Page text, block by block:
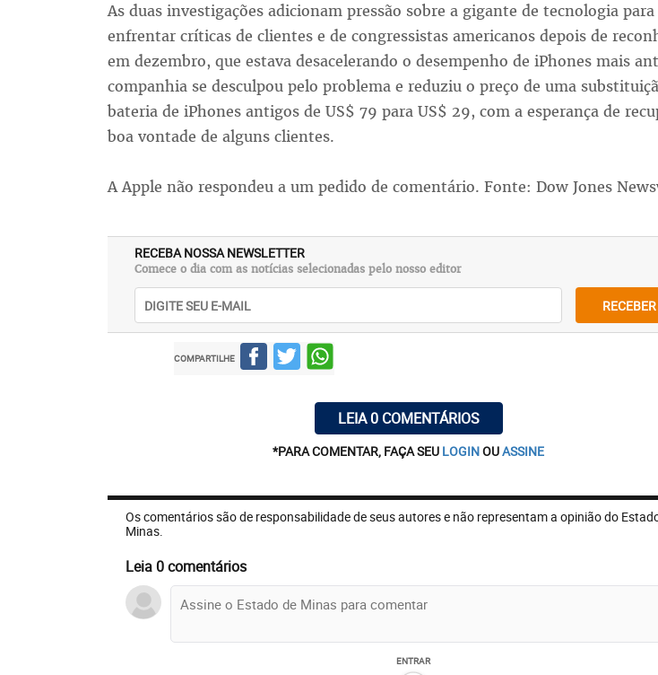
As duas investigações adicionam pressão sobre a gigante de tecnologia para
enfrentar críticas de clientes e de congressistas americanos depois de
em dezembro, que estava desacelerando o desempenho de iPhones mais
companhia se desculpou pelo problema e reduziu o preço de uma
bateria de iPhones antigos de US$ 79 para US$ 29, com a esperança de
boa vontade de alguns clientes.
A Apple não respondeu a um pedido de comentário. Fonte: Dow Jones
RECEBA NOSSA NEWSLETTER
Comece o dia com as notícias selecionadas pelo nosso editor
RECEBER
COMPARTILHE
LEIA 0 COMENTÁRIOS
*PARA COMENTAR, FAÇA SEU LOGINOUASSINE
Os comentários são de responsabilidade de seus autores e não representam a opinião do
Minas.
Leia 0 comentários
ENTRAR